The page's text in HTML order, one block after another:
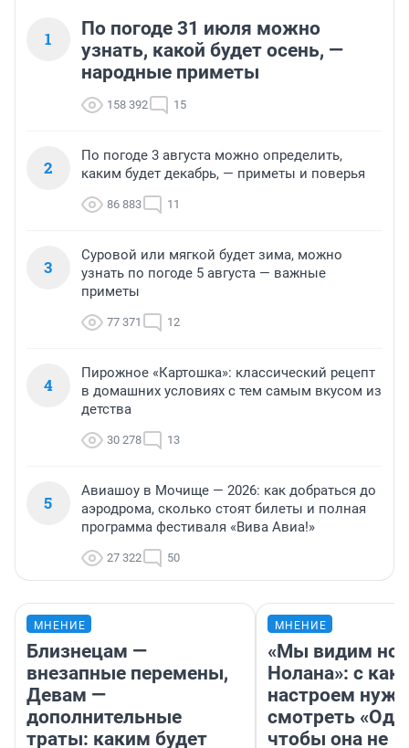
1
По погоде 31 июля можно
узнать, какой будет осень, —
народные приметы
158 392 15
2
По погоде 3 августа можно определить,
каким будет декабрь, — приметы и поверья
86 883 11
3
Суровой или мягкой будет зима, можно
узнать по погоде 5 августа — важные
приметы
77 371 12
4
Пирожное «Картошка»: классический рецепт
в домашних условиях с тем самым вкусом из
детства
30 278 13
5
Авиашоу в Мочище — 2026: как добраться до
аэродрома, сколько стоят билеты и полная
программа фестиваля «Вива Авиа!»
27 322 50
МНЕНИЕ
Близнецам —
внезапные перемены,
Девам —
дополнительные
траты: каким будет
МНЕНИЕ
«Мы видим
Нолана»: с
настроем
смотреть
чтобы она не